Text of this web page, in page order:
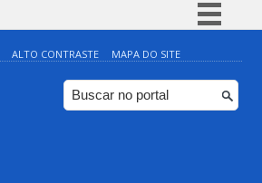
Simplifique!
Comunica BR
Participe
ALTO CONTRASTE MAPA DO SITE